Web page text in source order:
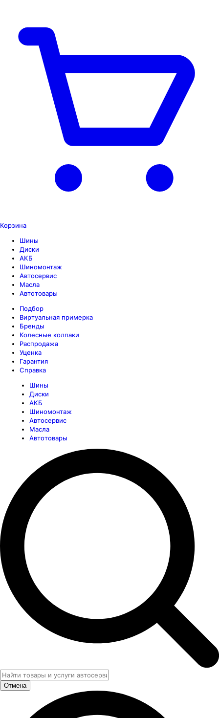
Корзина
Шины
Диски
АКБ
Шиномонтаж
Автосервис
Масла
Автотовары
Подбор
Виртуальная примерка
Бренды
Колесные колпаки
Распродажа
Уценка
Гарантия
Справка
Шины
Диски
АКБ
Шиномонтаж
Автосервис
Масла
Автотовары
Отмена